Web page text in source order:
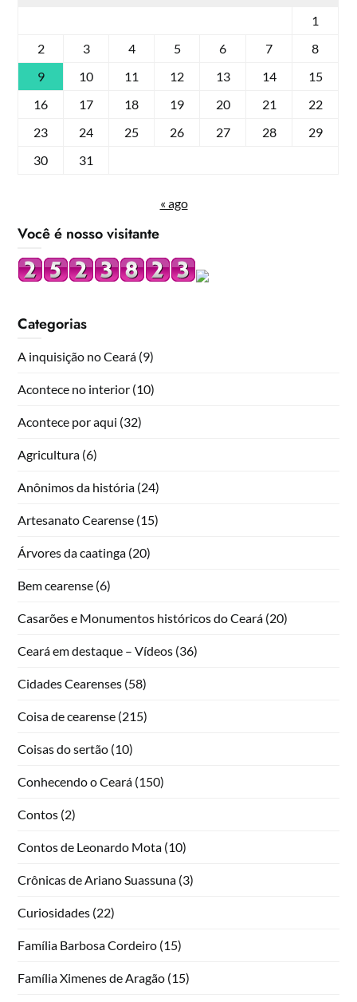
1
2
3 4 5 6 7
8
9
10 11 12 13 14
15
16
17 18 19 20 21
22
23
24 25 26 27 28
29
30
31
« ago
Você é nosso visitante
Categorias
A inquisição no Ceará (9)
Acontece no interior (10)
Acontece por aqui (32)
Agricultura (6)
Anônimos da história (24)
Artesanato Cearense (15)
Árvores da caatinga (20)
Bem cearense (6)
Casarões e Monumentos históricos do Ceará (20)
Ceará em destaque – Vídeos (36)
Cidades Cearenses (58)
Coisa de cearense (215)
Coisas do sertão (10)
Conhecendo o Ceará (150)
Contos (2)
Contos de Leonardo Mota (10)
Crônicas de Ariano Suassuna (3)
Curiosidades (22)
Família Barbosa Cordeiro (15)
Família Ximenes de Aragão (15)